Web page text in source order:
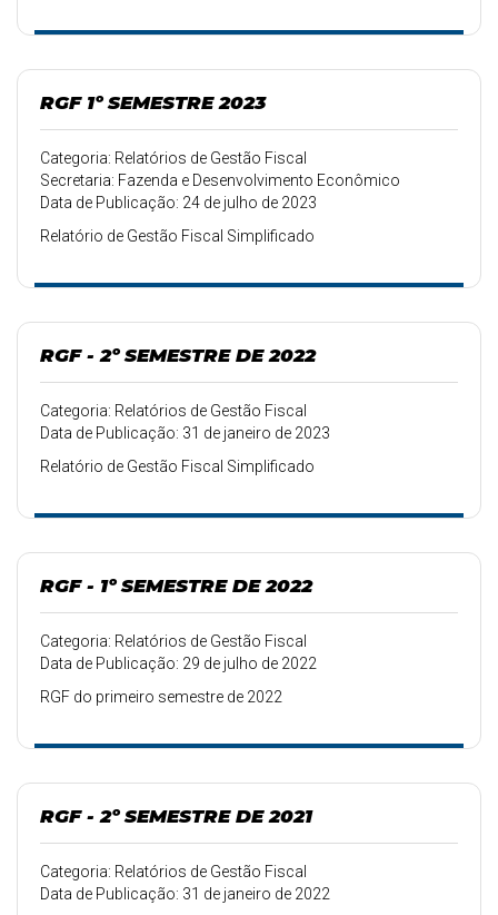
RGF 1º SEMESTRE 2023
Categoria: Relatórios de Gestão Fiscal
Secretaria: Fazenda e Desenvolvimento Econômico
Data de Publicação: 24 de julho de 2023
Relatório de Gestão Fiscal Simplificado
RGF - 2º SEMESTRE DE 2022
Categoria: Relatórios de Gestão Fiscal
Data de Publicação: 31 de janeiro de 2023
Relatório de Gestão Fiscal Simplificado
RGF - 1º SEMESTRE DE 2022
Categoria: Relatórios de Gestão Fiscal
Data de Publicação: 29 de julho de 2022
RGF do primeiro semestre de 2022
RGF - 2º SEMESTRE DE 2021
Categoria: Relatórios de Gestão Fiscal
Data de Publicação: 31 de janeiro de 2022